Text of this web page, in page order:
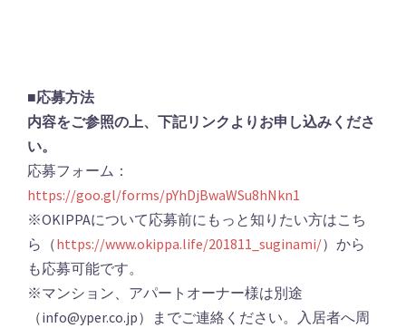
■応募方法
内容をご参照の上、下記リンクよりお申し込みくださ
い。
応募フォーム：
https://goo.gl/forms/pYhDjBwaWSu8hNkn1
※OKIPPAについて応募前にもっと知りたい方はこち
ら（https://www.okippa.life/201811_suginami/）から
も応募可能です。
※マンション、アパートオーナー様は別途
（info@yper.co.jp）までご連絡ください。入居者へ周